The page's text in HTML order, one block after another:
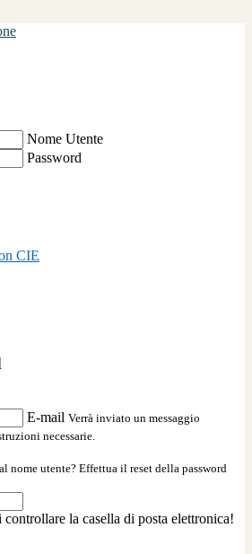
Nome Utente
Password
CIE
E-mail Verrà inviato un messaggio
necessarie.
nome utente? Effettua il reset della password
la casella di posta elettronica!